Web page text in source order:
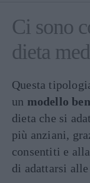
Ci sono
dieta
Questa
un modello
dieta che si
più anziani,
consentiti e
di adattarsi